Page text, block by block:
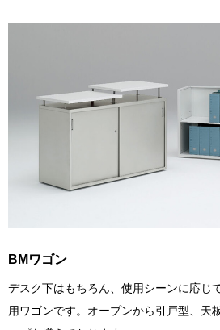
BMワゴン
デスク下はもちろん、使用シーンに応じ
用ワゴンです。オープンから引戸型、天